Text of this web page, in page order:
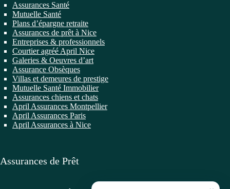
Assurances Santé
Mutuelle Santé
Plans d’épargne retraite
Assurances de prêt à Nice
Entreprises & professionnels
Courtier agréé April Nice
Galeries & Oeuvres d’art
Assurance Obsèques
Villas et demeures de prestige
Mutuelle Santé Immobilier
Assurances chiens et chats
April Assurances Montpellier
April Assurances Paris
April Assurances à Nice
Assurances de Prêt